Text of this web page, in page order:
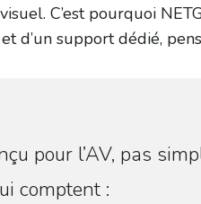
C’est pourquoi
d’un support dédié,
pour l’AV, pas
comptent :